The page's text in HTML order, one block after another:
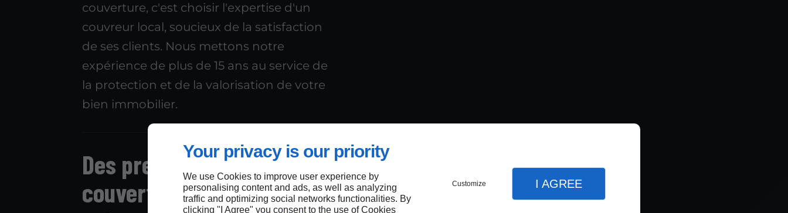
Your privacy is our priority
We use Cookies to improve user experience by
personalising content and ads, as well as analyzing
traffic and optimizing social networks functionalities. By
clicking "I Agree" you consent to the use of Cookies
Customize I AGREE
couverture, c'est choisir l'expertise d'un
couvreur local, soucieux de la satisfaction
de ses clients. Nous mettons notre
expérience de plus de 15 ans au service de
la protection et de la valorisation de votre
bien immobilier.
Des prestations de
couverture étendues par